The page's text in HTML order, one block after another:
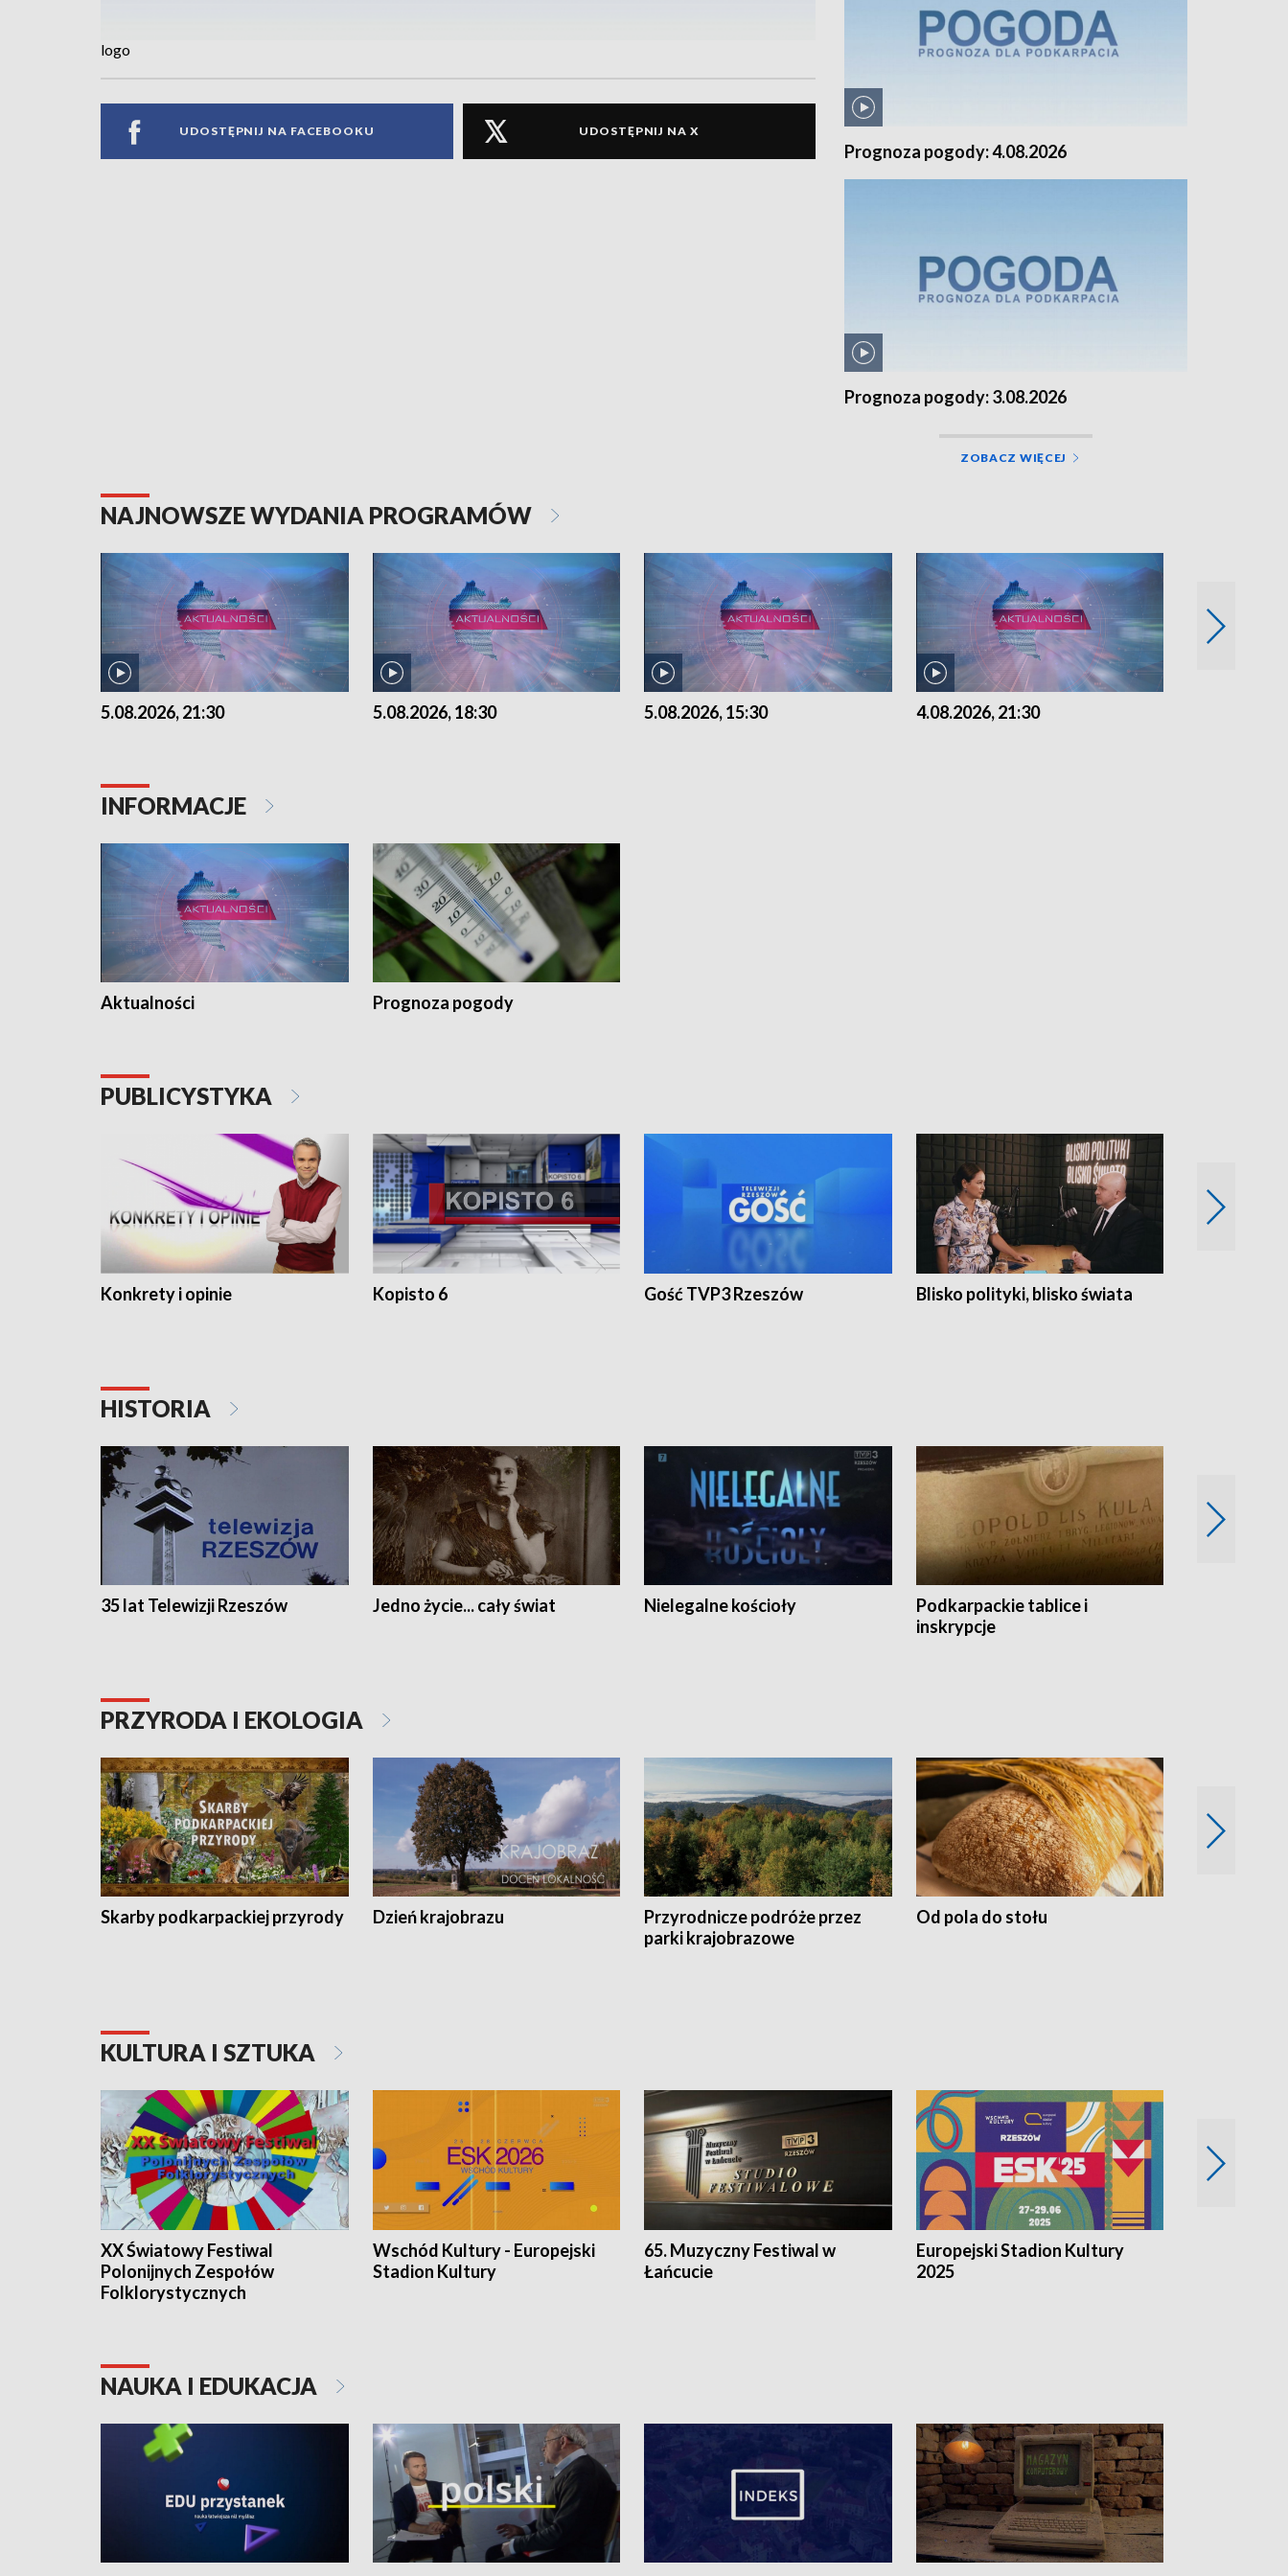
logo
UDOSTĘPNIJ NA FACEBOOKU UDOSTĘPNIJ NA X
Prognoza pogody: 4.08.2026
Prognoza pogody: 3.08.2026
ZOBACZ WIĘCEJ
NAJNOWSZE WYDANIA PROGRAMÓW
5.08.2026, 21:30 5.08.2026, 18:30 5.08.2026, 15:30 4.08.2026, 21:30
INFORMACJE
Aktualności Prognoza pogody
PUBLICYSTYKA
Konkrety i opinie Kopisto 6 Gość TVP3 Rzeszów Blisko polityki, blisko świata
HISTORIA
35 lat Telewizji Rzeszów Jedno życie... cały świat Nielegalne kościoły
Podkarpackie tablice i
inskrypcje
PRZYRODA I EKOLOGIA
Skarby podkarpackiej przyrody Dzień krajobrazu
Przyrodnicze podróże przez
parki krajobrazowe
Od pola do stołu
KULTURA I SZTUKA
XX Światowy Festiwal
Polonijnych Zespołów
Folklorystycznych
Wschód Kultury - Europejski
Stadion Kultury
65. Muzyczny Festiwal w
Łańcucie
Europejski Stadion Kultury
2025
NAUKA I EDUKACJA